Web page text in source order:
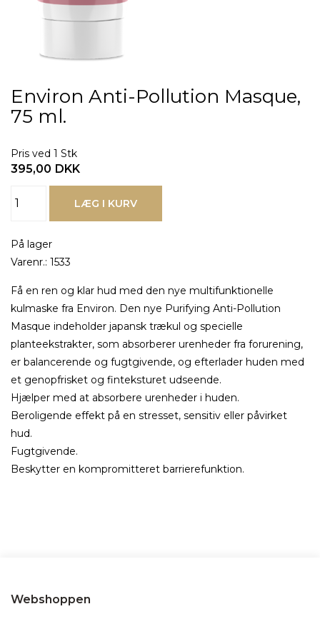
Environ Anti-Pollution Masque,
75 ml.
Pris ved 1 Stk
395,00 DKK
På lager
Varenr.: 1533
Få en ren og klar hud med den nye multifunktionelle
kulmaske fra Environ. Den nye Purifying Anti-Pollution
Masque indeholder japansk trækul og specielle
planteekstrakter, som absorberer urenheder fra forurening,
er balancerende og fugtgivende, og efterlader huden med
et genopfrisket og finteksturet udseende.
Hjælper med at absorbere urenheder i huden.
Beroligende effekt på en stresset, sensitiv eller påvirket
hud.
Fugtgivende.
Beskytter en kompromitteret barrierefunktion.
Webshoppen